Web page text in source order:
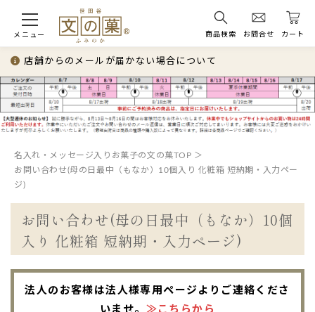
メニュー 商品検索 お問合せ カート
店舗からのメールが届かない場合について
名入れ・メッセージ入りお菓子の文の菓TOP
お問い合わせ(母の日最中（もなか）10個入り 化粧箱 短納期・入力ペー
ジ)
お問い合わせ(母の日最中（もなか）10個
入り 化粧箱 短納期・入力ページ)
法人のお客様は法人様専用ページよりご連絡くださ
いませ。 ≫こちらから